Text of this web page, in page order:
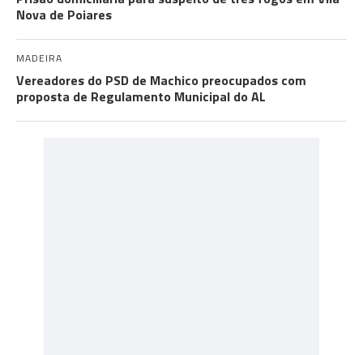
Nova de Poiares
MADEIRA
Vereadores do PSD de Machico preocupados com
proposta de Regulamento Municipal do AL